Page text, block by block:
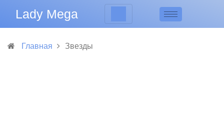
Lady Mega
Главная Звезды